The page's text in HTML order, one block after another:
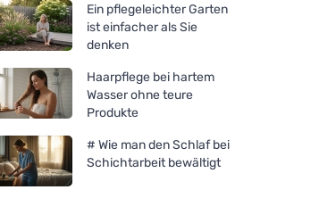
Ein pflegeleichter Garten
ist einfacher als Sie
denken
Haarpflege bei hartem
Wasser ohne teure
Produkte
# Wie man den Schlaf bei
Schichtarbeit bewältigt